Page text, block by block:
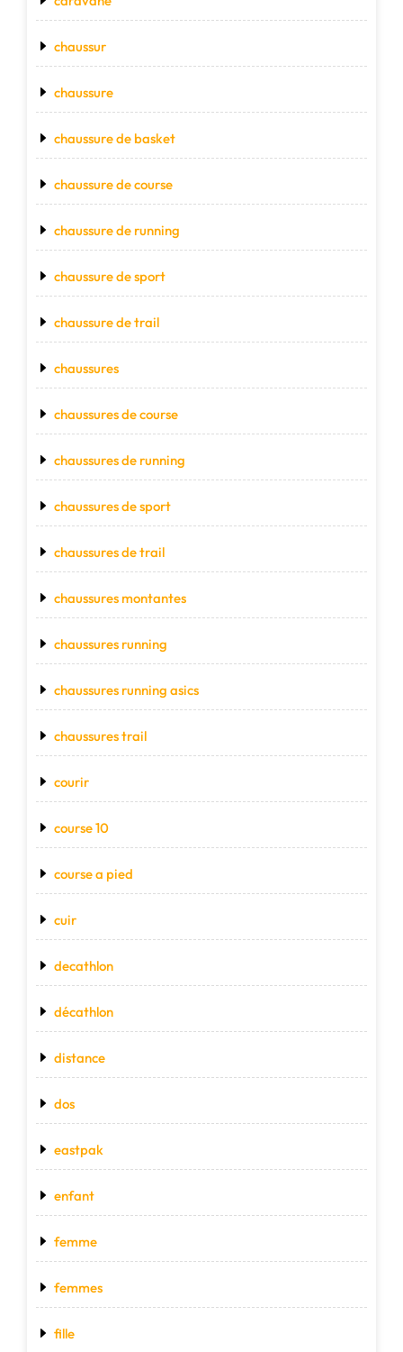
chaussur
chaussure
chaussure de basket
chaussure de course
chaussure de running
chaussure de sport
chaussure de trail
chaussures
chaussures de course
chaussures de running
chaussures de sport
chaussures de trail
chaussures montantes
chaussures running
chaussures running asics
chaussures trail
courir
course 10
course a pied
cuir
decathlon
décathlon
distance
dos
eastpak
enfant
femme
femmes
fille